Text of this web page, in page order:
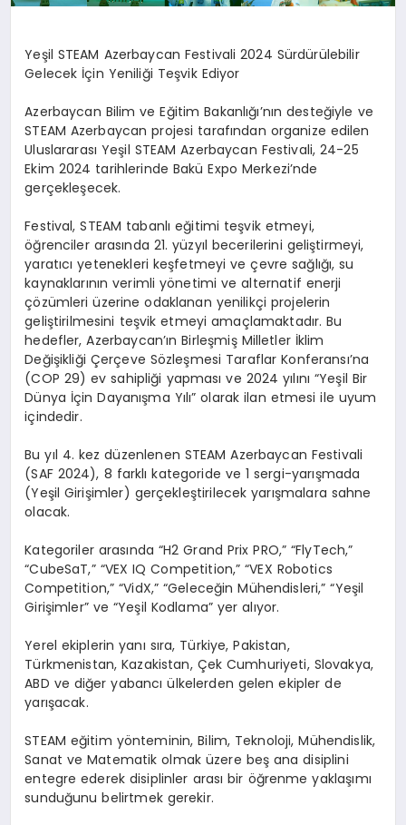
Yeşil STEAM Azerbaycan Festivali 2024 Sürdürülebilir
Gelecek İçin Yeniliği Teşvik Ediyor
Azerbaycan Bilim ve Eğitim Bakanlığı’nın desteğiyle ve
STEAM Azerbaycan projesi tarafından organize edilen
Uluslararası Yeşil STEAM Azerbaycan Festivali, 24-25
Ekim 2024 tarihlerinde Bakü Expo Merkezi’nde
gerçekleşecek.
Festival, STEAM tabanlı eğitimi teşvik etmeyi,
öğrenciler arasında 21. yüzyıl becerilerini geliştirmeyi,
yaratıcı yetenekleri keşfetmeyi ve çevre sağlığı, su
kaynaklarının verimli yönetimi ve alternatif enerji
çözümleri üzerine odaklanan yenilikçi projelerin
geliştirilmesini teşvik etmeyi amaçlamaktadır. Bu
hedefler, Azerbaycan’ın Birleşmiş Milletler İklim
Değişikliği Çerçeve Sözleşmesi Taraflar Konferansı’na
(COP 29) ev sahipliği yapması ve 2024 yılını “Yeşil Bir
Dünya İçin Dayanışma Yılı” olarak ilan etmesi ile uyum
içindedir.
Bu yıl 4. kez düzenlenen STEAM Azerbaycan Festivali
(SAF 2024), 8 farklı kategoride ve 1 sergi-yarışmada
(Yeşil Girişimler) gerçekleştirilecek yarışmalara sahne
olacak.
Kategoriler arasında “H2 Grand Prix PRO,” “FlyTech,”
“CubeSaT,” “VEX IQ Competition,” “VEX Robotics
Competition,” “VidX,” “Geleceğin Mühendisleri,” “Yeşil
Girişimler” ve “Yeşil Kodlama” yer alıyor.
Yerel ekiplerin yanı sıra, Türkiye, Pakistan,
Türkmenistan, Kazakistan, Çek Cumhuriyeti, Slovakya,
ABD ve diğer yabancı ülkelerden gelen ekipler de
yarışacak.
STEAM eğitim yönteminin, Bilim, Teknoloji, Mühendislik,
Sanat ve Matematik olmak üzere beş ana disiplini
entegre ederek disiplinler arası bir öğrenme yaklaşımı
sunduğunu belirtmek gerekir.